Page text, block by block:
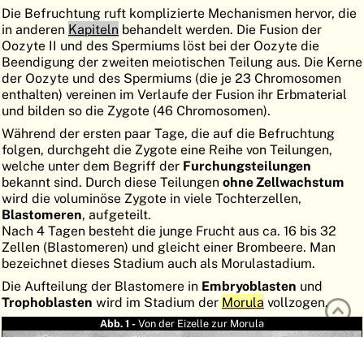
SUCHEN
HILFE
EN
Die Befruchtung ruft komplizierte Mechanismen hervor, die
in anderen Kapiteln behandelt werden. Die Fusion der
Oozyte II und des Spermiums löst bei der Oozyte die
Beendigung der zweiten meiotischen Teilung aus. Die Kerne
der Oozyte und des Spermiums (die je 23 Chromosomen
enthalten) vereinen im Verlaufe der Fusion ihr Erbmaterial
und bilden so die Zygote (46 Chromosomen).
Während der ersten paar Tage, die auf die Befruchtung
folgen, durchgeht die Zygote eine Reihe von Teilungen,
welche unter dem Begriff der Furchungsteilungen
bekannt sind. Durch diese Teilungen ohne Zellwachstum
wird die voluminöse Zygote in viele Tochterzellen,
Blastomeren, aufgeteilt.
Nach 4 Tagen besteht die junge Frucht aus ca. 16 bis 32
Zellen (Blastomeren) und gleicht einer Brombeere. Man
bezeichnet dieses Stadium auch als Morulastadium.
Die Aufteilung der Blastomere in Embryoblasten und
Trophoblasten wird im Stadium der Morula vollzogen.
Abb. 1 -Von der Eizelle zur Morula